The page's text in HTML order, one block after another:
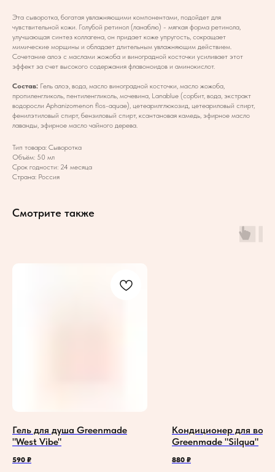
Эта сыворотка, богатая увлажняющими компонентами, подойдет для
чувствительной кожи. Голубой ретинол (ланаблю) - мягкая форма ретинола,
улучшающая синтез коллагена, он придает коже упругость, сокращает
мимические морщины и обладает длительным увлажняющим действием.
Сочетание алоэ с маслами жожоба и виноградной косточки усиливает этот
эффект за счет высокого содержания флавоноидов и аминокислот.
Состав: Гель алоэ, вода, масло виноградной косточки, масло жожоба,
пропиленгликоль, пентиленгликоль, мочевина, Lanablue (сорбит, вода, экстракт
водоросли Aphanizomenon flos-aquae), цетеарилглюкозид, цетеариловый спирт,
фенилэтиловый спирт, бензиловый спирт, ксантановая камедь, эфирное масло
лаванды, эфирное масло чайного дерева.
Тип товара: Сыворотка
Объём: 50 мл
Срок годности: 24 месяца
Страна: Россия
Смотрите также
Гель для душа Greenmade
"West Vibe"
590 ₽
Кондиционер для
Greenmade "Silqua"
880 ₽